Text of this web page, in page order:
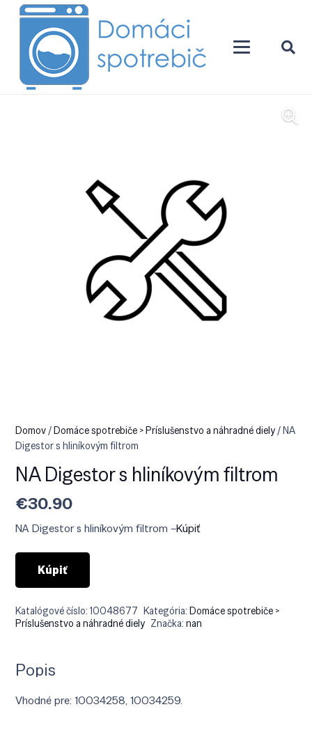
Domov/Domáce spotrebiče > Príslušenstvo a náhradné diely/ NA
Digestor s hliníkovým filtrom
NA Digestor s hliníkovým filtrom
€30.90
NA Digestor s hliníkovým filtrom –Kúpiť
Kúpiť
Katalógové číslo:10048677 Kategória:Domáce spotrebiče >
Príslušenstvo a náhradné diely Značka:nan
Popis
Vhodné pre: 10034258, 10034259.